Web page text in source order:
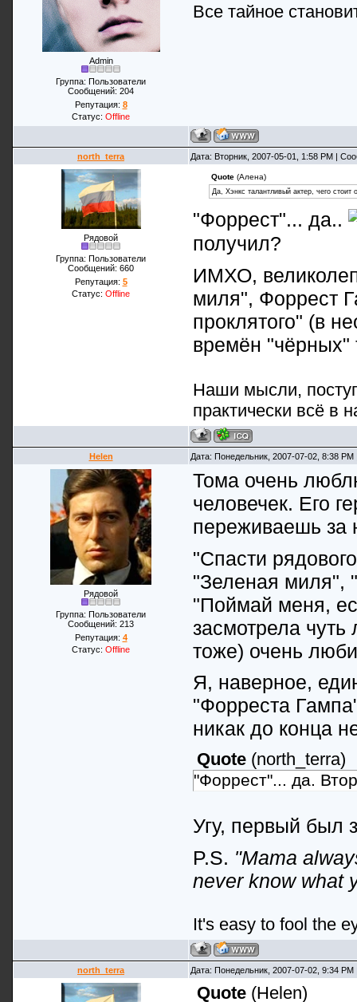
Admin
Группа: Пользователи
Сообщений: 204
Репутация: 8
Статус: Offline
Все тайное
north_terra Дата: Вторник, 2007-05-01, 1:58 PM |
Рядовой
Группа: Пользователи
Сообщений: 660
Репутация: 5
Статус: Offline
Quote(Алена)
Да, Хэнкс талантливый актер, чего стоит
"Форрест"... да..
получил?
ИМХО,
миля", Форрест
проклятого" (в
времён
Наши мысли,
практически всё в
Helen Дата: Понедельник, 2007-07-02, 8:38
Рядовой
Группа: Пользователи
Сообщений: 213
Репутация: 4
Статус: Offline
Тома очень
человечек. Его
переживаешь за
"Спасти
"Зеленая миля",
"Поймай меня,
засмотрела
тоже) очень
Я, наверное,
"Форреста
никак до конца
Quote (north_terra)
"Форрест"... да.
Угу, первый был
P.S. "Mama
never know what
It's easy to fool the
north_terra Дата: Понедельник, 2007-07-02, 9:34
Quote (Helen)